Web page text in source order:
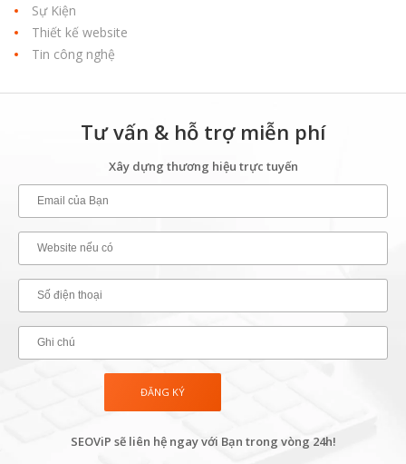
Sự Kiện
Thiết kế website
Tin công nghệ
Tư vấn & hỗ trợ miễn phí
Xây dựng thương hiệu trực tuyến
SEOViP sẽ liên hệ ngay với Bạn trong vòng 24h!